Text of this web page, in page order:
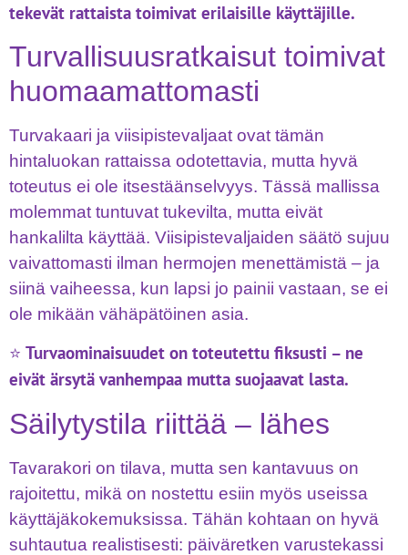
tekevät rattaista toimivat erilaisille käyttäjille.
Turvallisuusratkaisut toimivat
huomaamattomasti
Turvakaari ja viisipistevaljaat ovat tämän
hintaluokan rattaissa odotettavia, mutta hyvä
toteutus ei ole itsestäänselvyys. Tässä mallissa
molemmat tuntuvat tukevilta, mutta eivät
hankalilta käyttää. Viisipistevaljaiden säätö sujuu
vaivattomasti ilman hermojen menettämistä – ja
siinä vaiheessa, kun lapsi jo painii vastaan, se ei
ole mikään vähäpätöinen asia.
⭐ Turvaominaisuudet on toteutettu fiksusti – ne
eivät ärsytä vanhempaa mutta suojaavat lasta.
Säilytystila riittää – lähes
Tavarakori on tilava, mutta sen kantavuus on
rajoitettu, mikä on nostettu esiin myös useissa
käyttäjäkokemuksissa. Tähän kohtaan on hyvä
suhtautua realistisesti: päiväretken varustekassi